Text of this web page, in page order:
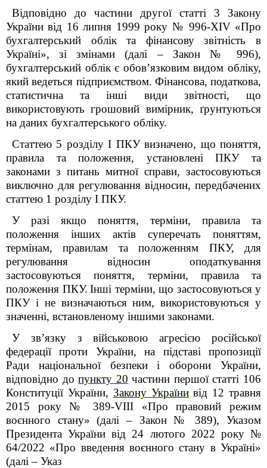
Відповідно до частини другої статті 3 Закону
України від 16 липня 1999 року № 996-XIV «Про
бухгалтерський облік та фінансову звітність в
Україні», зі змінами (далі – Закон № 996),
бухгалтерський облік є обов’язковим видом обліку,
який ведеться підприємством. Фінансова, податкова,
статистична та інші види звітності, що
використовують грошовий вимірник, ґрунтуються
на даних бухгалтерського обліку.
Статтею 5 розділу І ПКУ визначено, що поняття,
правила та положення, установлені ПКУ та
законами з питань митної справи, застосовуються
виключно для регулювання відносин, передбачених
статтею 1 розділу І ПКУ.
У разі якщо поняття, терміни, правила та
положення інших актів суперечать поняттям,
термінам, правилам та положенням ПКУ, для
регулювання відносин оподаткування
застосовуються поняття, терміни, правила та
положення ПКУ. Інші терміни, що застосовуються у
ПКУ і не визначаються ним, використовуються у
значенні, встановленому іншими законами.
У зв’язку з військовою агресією російської
федерації проти України, на підставі пропозиції
Ради національної безпеки і оборони України,
відповідно допункту 20 частини першої статті 106
Конституції України, Закону Українивід 12 травня
2015 року № 389-VІІІ «Про правовий режим
воєнного стану» (далі – Закон № 389), Указом
Президента України від 24 лютого 2022 року №
64/2022 «Про введення воєнного стану в Україні»
(далі – Указ